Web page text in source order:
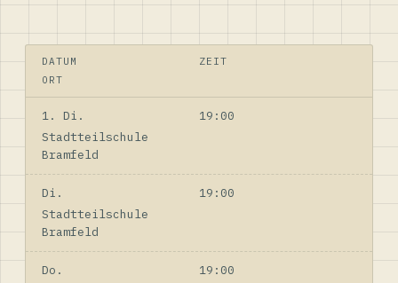
DATUM
ZEIT
ORT
1. Di.
19:00
Stadtteilschule
Bramfeld
Di.
19:00
Stadtteilschule
Bramfeld
Do.
19:00